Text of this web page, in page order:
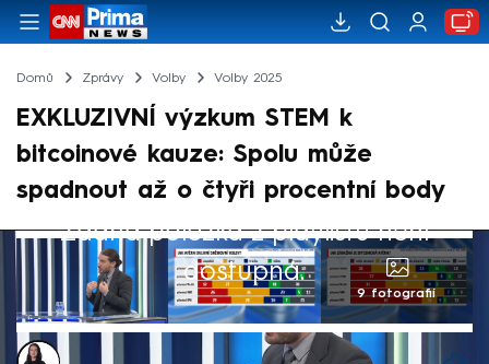
Domů Zprávy Volby Volby 2025
EXKLUZIVNÍ výzkum STEM k
bitcoinové kauze: Spolu může
spadnout až o čtyři procentní body
Žádná položka z playlistu není
dostupná.
9 fotografií
Renáta Bohuslavová